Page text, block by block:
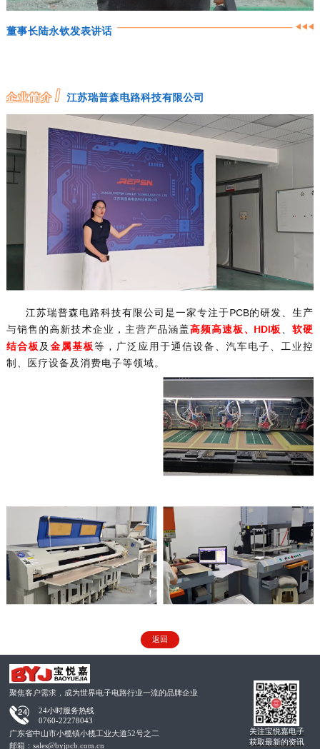
返回
关注宝悦嘉电子
获取最新的资讯
聚焦客户需求，成为世界电子电路行业一流的品牌企业
24小时服务热线
0760-22278043
广东省中山市小榄镇小榄工业大道52号之二
邮箱：sales@byjpcb.com.cn